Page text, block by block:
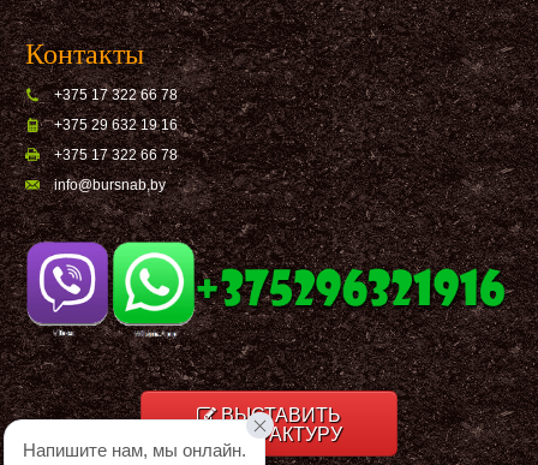
Контакты
+375 17 322 66 78
+375 29 632 19 16
+375 17 322 66 78
info@bursnab,by
ВЫСТАВИТЬ
СЧЕТ-ФАКТУРУ
Напишите нам, мы онлайн.